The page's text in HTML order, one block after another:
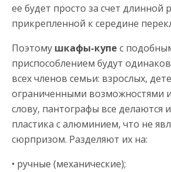
ее будет просто за счет длинной
прикрепленной к середине
Поэтому шкафы-купе с
приспособлением будут
всех членов семьи: взрослых,
ограниченными возможностями
слову, пантографы все делаются
пластика с алюминием, что не
сюрпризом. Разделяют их на:
• ручные (механические);